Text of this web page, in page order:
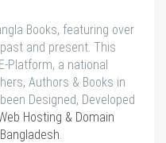
Books, featuring over
and present. This
Platform, a national
Authors & Books in
Designed, Developed
Hosting & Domain